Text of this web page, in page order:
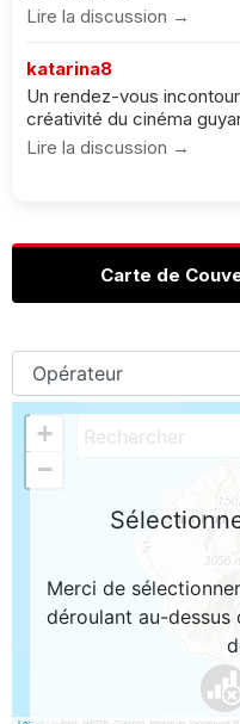
Lire la discussion →
katarina8
Un rendez-vous
créativité du cinéma
Lire la discussion →
Carte de